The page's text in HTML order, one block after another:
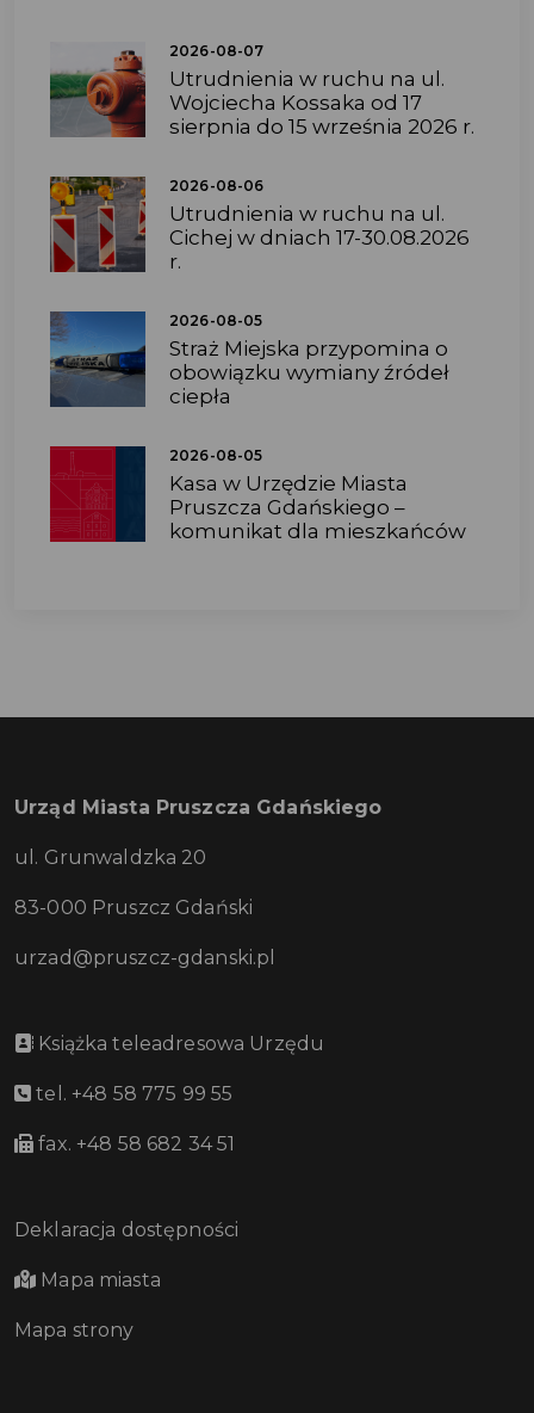
2026-08-07
Utrudnienia w ruchu na ul.
Wojciecha Kossaka od 17
sierpnia do 15 września 2026 r.
2026-08-06
Utrudnienia w ruchu na ul.
Cichej w dniach 17-30.08.2026
r.
2026-08-05
Straż Miejska przypomina o
obowiązku wymiany źródeł
ciepła
2026-08-05
Kasa w Urzędzie Miasta
Pruszcza Gdańskiego –
komunikat dla mieszkańców
Urząd Miasta Pruszcza Gdańskiego
ul. Grunwaldzka 20
83-000 Pruszcz Gdański
urzad@pruszcz-gdanski.pl
Książka teleadresowa Urzędu
tel. +48 58 775 99 55
fax. +48 58 682 34 51
Deklaracja dostępności
Mapa miasta
Mapa strony